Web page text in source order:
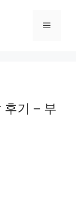
Menu
후기 – 부